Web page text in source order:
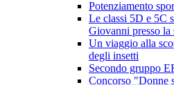
Potenziamento
Le classi 5D e 5C
Giovanni presso
Un viaggio alla
degli insetti
Secondo gruppo
Concorso "Donne